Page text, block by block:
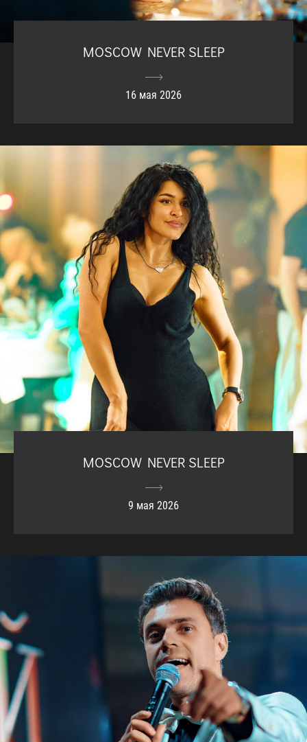
MOSCOW NEVER SLEEP
16 мая 2026
MOSCOW NEVER SLEEP
9 мая 2026